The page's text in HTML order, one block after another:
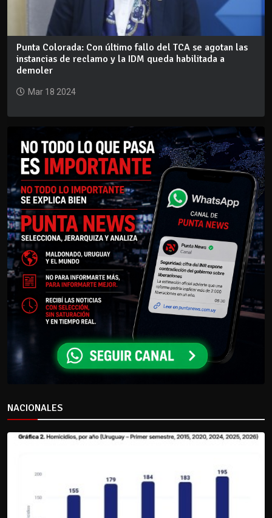
Punta Colorada: Con último fallo del TCA se agotan las
instancias de reclamo y la IDM queda habilitada a
demoler
Mar 18 2024
NACIONALES